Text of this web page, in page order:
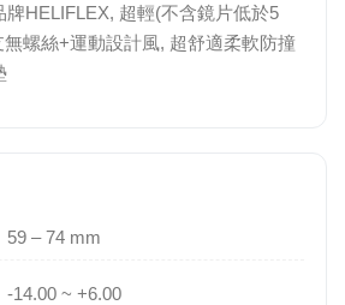
牌HELIFLEX, 超輕(不含鏡片低於5
無螺絲+運動設計風, 超舒適柔軟防撞
59 – 74 mm
-14.00 ~ +6.00